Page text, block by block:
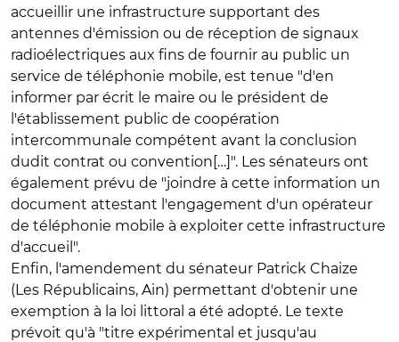
accueillir une infrastructure supportant des
antennes d'émission ou de réception de signaux
radioélectriques aux fins de fournir au public un
service de téléphonie mobile, est tenue "d'en
informer par écrit le maire ou le président de
l'établissement public de coopération
intercommunale compétent avant la conclusion
dudit contrat ou convention[…]". Les sénateurs ont
également prévu de "joindre à cette information un
document attestant l'engagement d'un opérateur
de téléphonie mobile à exploiter cette infrastructure
d'accueil".
Enfin, l'amendement du sénateur Patrick Chaize
(Les Républicains, Ain) permettant d'obtenir une
exemption à la loi littoral a été adopté. Le texte
prévoit qu'à "titre expérimental et jusqu'au